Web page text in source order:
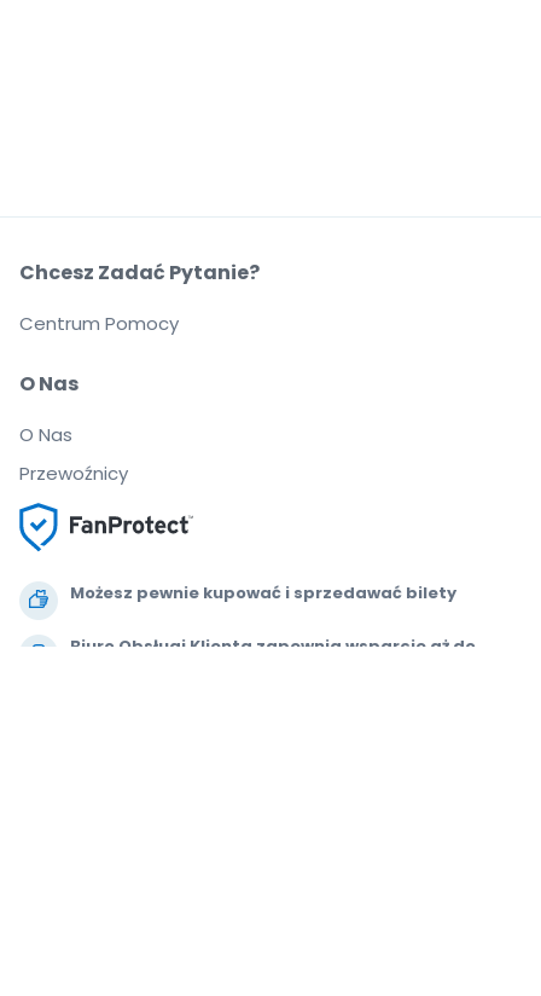
Możesz pewnie kupować i sprzedawać bilety
Biuro Obsługi Klienta zapewnia wsparcie aż do
O Nas
O Nas
Przewoźnicy
Chcesz Zadać Pytanie?
Centrum Pomocy